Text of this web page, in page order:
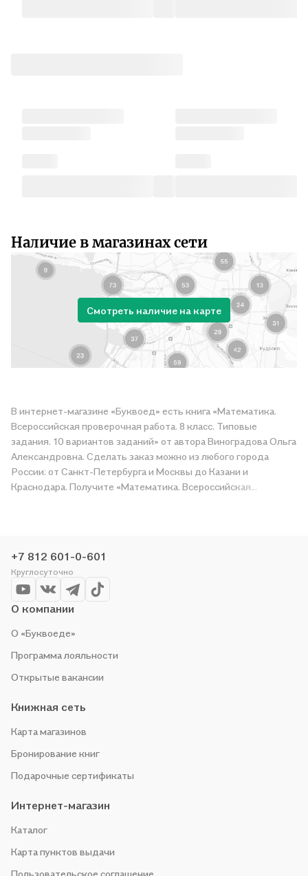
Наличие в магазинах сети
Смотреть наличие на карте
В интернет-магазине «Буквоед» есть книга «Математика.
Всероссийская проверочная работа. 8 класс. Типовые
задания. 10 вариантов заданий» от автора Виноградова Ольга
Александровна. Сделать заказ можно из любого города
России: от Санкт-Петербурга и Москвы до Казани и
Краснодара. Получите «Математика. Всероссийская
организуем конкурсы и проводим акции. Оставайтесь с нами,
чтобы не упустить выгоду!
+7 812 601-0-601
Круглосуточно
О компании
О «Буквоеде»
Программа лояльности
Открытые вакансии
Книжная сеть
Карта магазинов
Бронирование книг
Подарочные сертификаты
Интернет-магазин
Каталог
Карта пунктов выдачи
Пользовательское соглашение